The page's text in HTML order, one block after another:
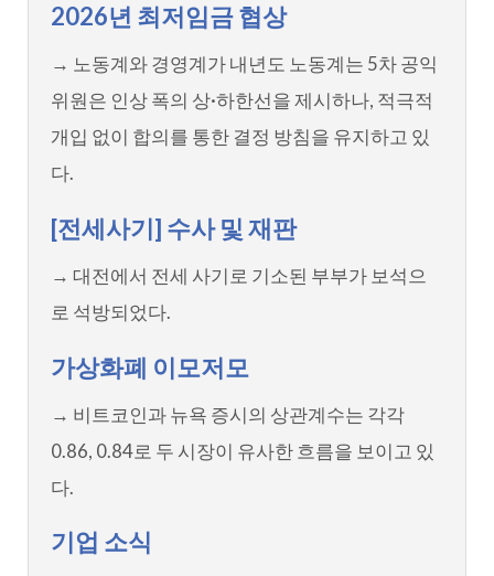
2026년 최저임금 협상
→ 노동계와 경영계가 내년도 노동계는 5차 공익
위원은 인상 폭의 상·하한선을 제시하나, 적극적
개입 없이 합의를 통한 결정 방침을 유지하고 있
다.
[전세사기] 수사 및 재판
→ 대전에서 전세 사기로 기소된 부부가 보석으
로 석방되었다.
가상화폐 이모저모
→ 비트코인과 뉴욕 증시의 상관계수는 각각
0.86, 0.84로 두 시장이 유사한 흐름을 보이고 있
다.
기업 소식